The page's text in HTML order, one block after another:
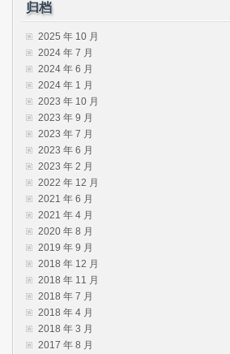
归档
2025 年 10 月
2024 年 7 月
2024 年 6 月
2024 年 1 月
2023 年 10 月
2023 年 9 月
2023 年 7 月
2023 年 6 月
2023 年 2 月
2022 年 12 月
2021 年 6 月
2021 年 4 月
2020 年 8 月
2019 年 9 月
2018 年 12 月
2018 年 11 月
2018 年 7 月
2018 年 4 月
2018 年 3 月
2017 年 8 月